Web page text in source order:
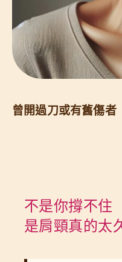
曾開過刀或有舊傷者
不是你撐不住
是肩頸真的太